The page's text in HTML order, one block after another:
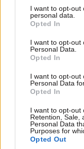
not limited to your
grant or deny
use your data for
consent section.
I want to opt-out
personal data.
Opted In
I want to opt-out
Personal Data.
Opted In
I want to opt-out
Personal Data
Opted In
I want to opt-out
Retention, Sale,
Personal Data
Purposes for
Opted Out
Τον συνέλαβαν
άφησαν
αστυνομία ζητά